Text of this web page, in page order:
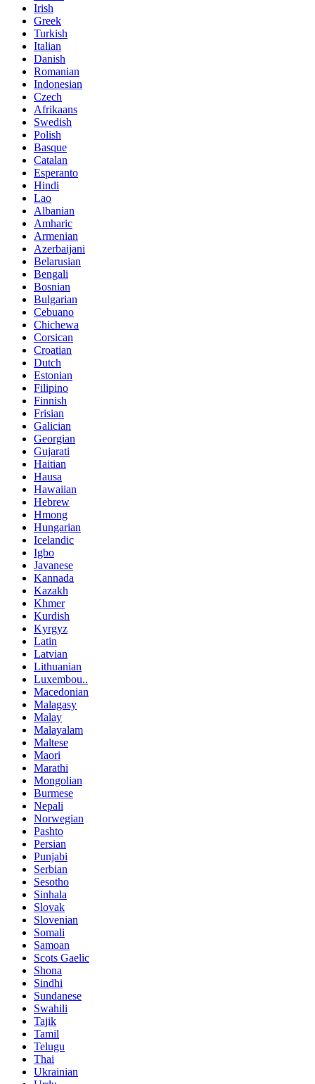
Irish
Greek
Turkish
Italian
Danish
Romanian
Indonesian
Czech
Afrikaans
Swedish
Polish
Basque
Catalan
Esperanto
Hindi
Lao
Albanian
Amharic
Armenian
Azerbaijani
Belarusian
Bengali
Bosnian
Bulgarian
Cebuano
Chichewa
Corsican
Croatian
Dutch
Estonian
Filipino
Finnish
Frisian
Galician
Georgian
Gujarati
Haitian
Hausa
Hawaiian
Hebrew
Hmong
Hungarian
Icelandic
Igbo
Javanese
Kannada
Kazakh
Khmer
Kurdish
Kyrgyz
Latin
Latvian
Lithuanian
Luxembou..
Macedonian
Malagasy
Malay
Malayalam
Maltese
Maori
Marathi
Mongolian
Burmese
Nepali
Norwegian
Pashto
Persian
Punjabi
Serbian
Sesotho
Sinhala
Slovak
Slovenian
Somali
Samoan
Scots Gaelic
Shona
Sindhi
Sundanese
Swahili
Tajik
Tamil
Telugu
Thai
Ukrainian